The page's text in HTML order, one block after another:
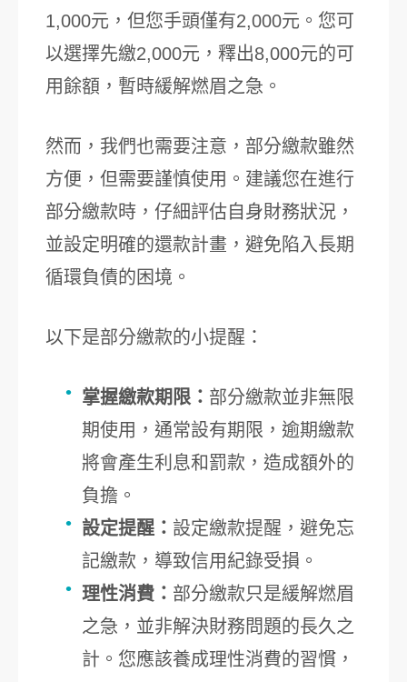
1,000元，但您手頭僅有2,000元。您可
以選擇先繳2,000元，釋出8,000元的可
用餘額，暫時緩解燃眉之急。
然而，我們也需要注意，部分繳款雖然
方便，但需要謹慎使用。建議您在進行
部分繳款時，仔細評估自身財務狀況，
並設定明確的還款計畫，避免陷入長期
循環負債的困境。
以下是部分繳款的小提醒：
掌握繳款期限： 部分繳款並非無限
期使用，通常設有期限，逾期繳款
將會產生利息和罰款，造成額外的
負擔。
設定提醒： 設定繳款提醒，避免忘
記繳款，導致信用紀錄受損。
理性消費： 部分繳款只是緩解燃眉
之急，並非解決財務問題的長久之
計。您應該養成理性消費的習慣，